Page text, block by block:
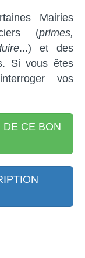
Mairies
(primes,
...) et des
Si vous êtes
vos
DE CE BON